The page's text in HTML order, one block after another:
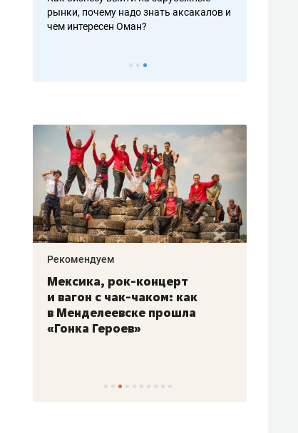
рынки, почему надо знать аксакалов и
чем интересен Оман?
Рекомендуем
Мексика, рок-концерт
и вагон с чак-чаком: как
в Менделеевске прошла
«Гонка Героев»